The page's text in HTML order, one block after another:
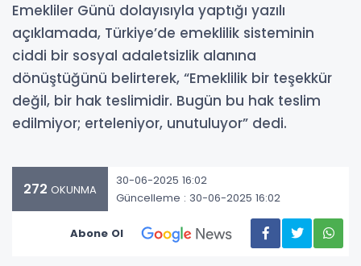
Emekliler Günü dolayısıyla yaptığı yazılı
açıklamada, Türkiye’de emeklilik sisteminin
ciddi bir sosyal adaletsizlik alanına
dönüştüğünü belirterek, “Emeklilik bir teşekkür
değil, bir hak teslimidir. Bugün bu hak teslim
edilmiyor; erteleniyor, unutuluyor” dedi.
272 OKUNMA
30-06-2025 16:02
Güncelleme : 30-06-2025 16:02
Abone Ol